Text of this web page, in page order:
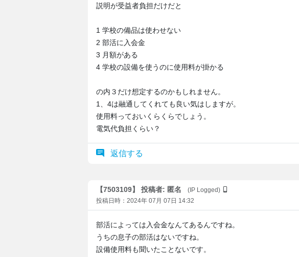
説明が受益者負担だけだと
1 学校の備品は使わせない
2 部活に入会金
3 月額がある
4 学校の設備を使うのに使用料が掛かる
の内３だけ想定するのかもしれません。
1、4は融通してくれても良い気はしますが。
使用料っておいくらくらでしょう。
電気代負担くらい？
返信する
【7503109】 投稿者: 匿名
(IP Logged)
投稿日時：2024年 07月 07日 14:32
部活によっては入会金なんてあるんですね。
うちの息子の部活はないですね。
設備使用料も聞いたことないです。